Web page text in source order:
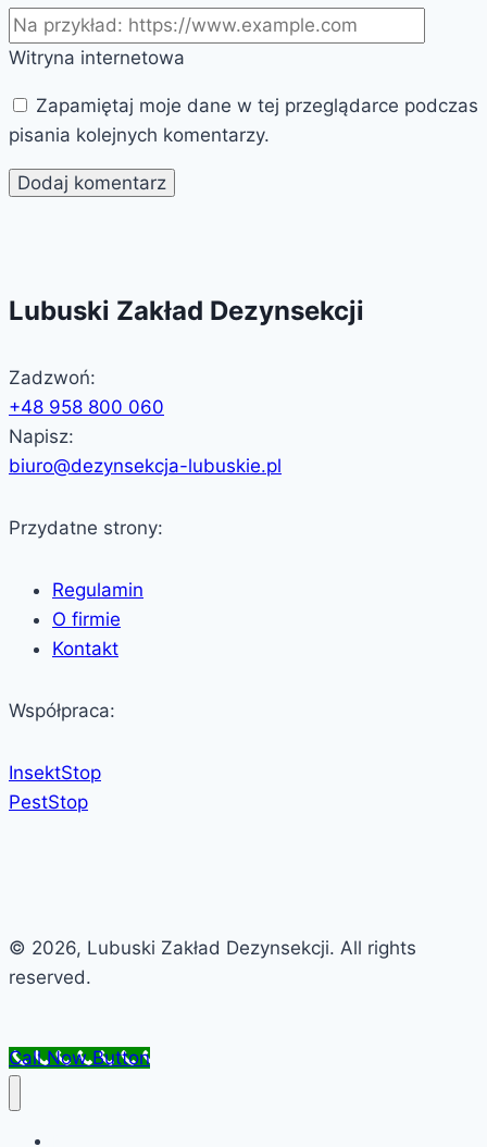
Witryna internetowa
Zapamiętaj moje dane w tej przeglądarce podczas
pisania kolejnych komentarzy.
Lubuski Zakład Dezynsekcji
Zadzwoń:
+48 958 800 060
Napisz:
biuro@dezynsekcja-lubuskie.pl
Przydatne strony:
Regulamin
O firmie
Kontakt
Współpraca:
InsektStop
PestStop
© 2026, Lubuski Zakład Dezynsekcji. All rights
reserved.
Call Now Button